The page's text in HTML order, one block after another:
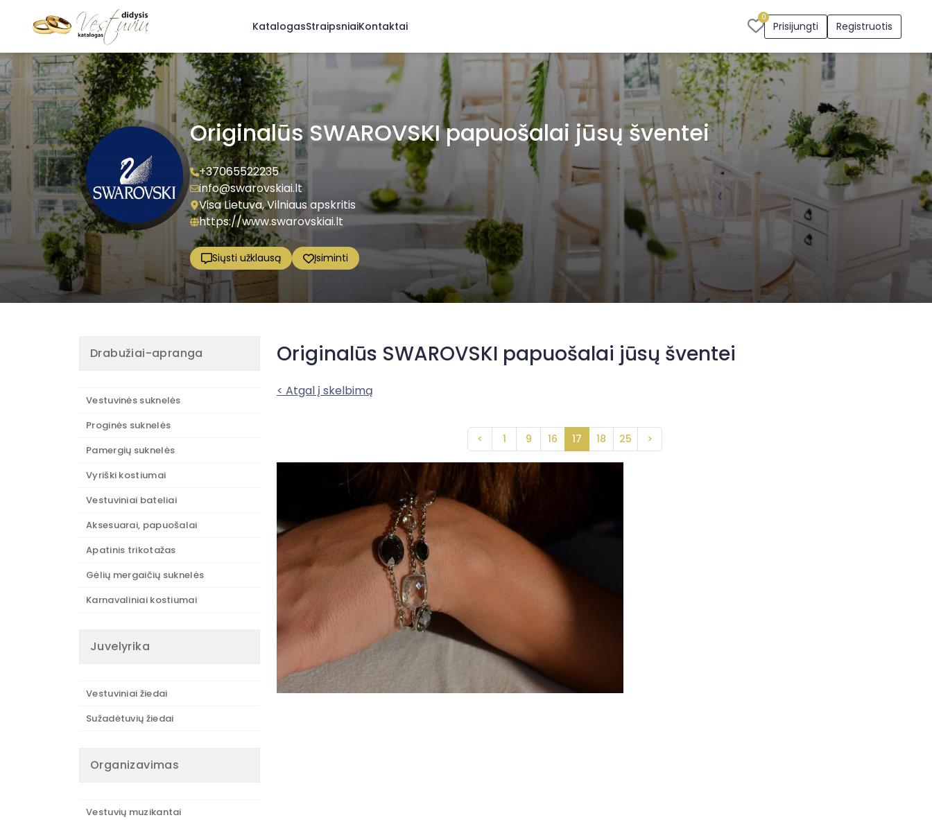
KatalogasStraipsniaiKontaktai
0
Prisijungti Registruotis
Originalūs SWAROVSKI papuošalai jūsų šventei
+37065522235
info@swarovskiai.lt
Visa Lietuva, Vilniaus apskritis
https://www.swarovskiai.lt
Siųsti užklausą Įsiminti
Drabužiai-apranga
Vestuvinės suknelės
Proginės suknelės
Pamergių suknelės
Vyriški kostiumai
Vestuviniai bateliai
Aksesuarai, papuošalai
Apatinis trikotažas
Gėlių mergaičių suknelės
Karnavaliniai kostiumai
Juvelyrika
Vestuviniai žiedai
Sužadėtuvių žiedai
Organizavimas
Vestuvių muzikantai
Originalūs SWAROVSKI papuošalai jūsų šventei
< Atgal į skelbimą
< 1 9 16 17 18 25 >